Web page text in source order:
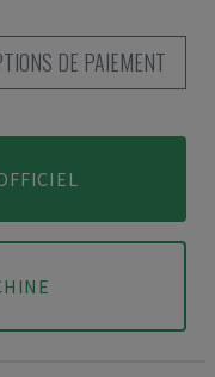
DE PAIEMENT